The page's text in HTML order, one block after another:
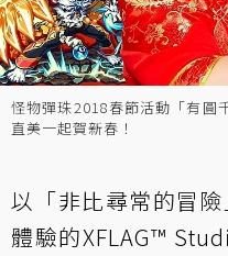
怪物彈珠2018春節活動「有圓
直美一起賀新春！
以「非比尋常的冒
體驗的XFLAG™